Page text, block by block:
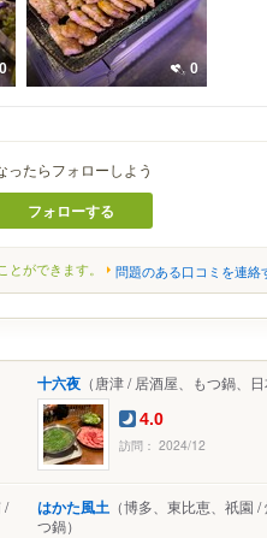
0 0
ったらフォローしよう
フォローする
ができます。 問題のある口コミを連絡
十六夜 （唐津 / 居酒屋、もつ鍋、日
4.0
訪問： 2024/12
/
はかた風土 （博多、東比恵、祇園
つ鍋）